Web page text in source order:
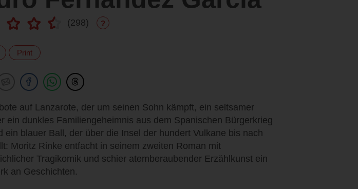
(298) ?
Print
auf Lanzarote, der um seinen Sohn kämpft, ein seltsamer
ein dunkles Familiengeheimnis aus dem Spanischen Bürgerkrieg
ein blauer Ball, der über die Insel der hundert Vulkane bis nach
Moritz Rinke entfacht in seinem zweiten Roman mit
Tragikomik und schier atemberaubender Erzählkunst ein
an Geschichten.